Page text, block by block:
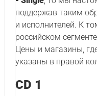
поддержав таким
и исполнителей. К
российском
Цены и магазины,
указаны в правой
CD 1